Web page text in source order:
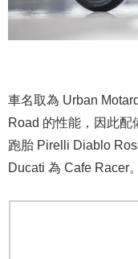
車名取為 Urban
Road 的性能，因此配
跑胎 Pirelli Diablo
Ducati 為 Cafe Racer。